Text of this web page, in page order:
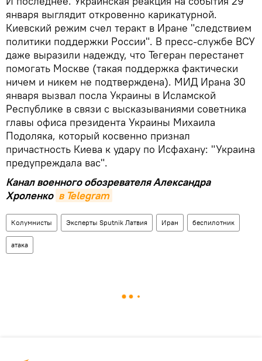
января выглядит откровенно карикатурной.
Киевский режим счел теракт в Иране "следствием
политики поддержки России". В пресс-службе ВСУ
даже выразили надежду, что Тегеран перестанет
помогать Москве (такая поддержка фактически
ничем и никем не подтверждена). МИД Ирана 30
января вызвал посла Украины в Исламской
Республике в связи с высказываниями советника
главы офиса президента Украины Михаила
Подоляка, который косвенно признал
причастность Киева к удару по Исфахану: "Украина
предупреждала вас".
Канал военного обозревателя Александра
Хроленко в Telegram
Колумнисты Эксперты Sputnik Латвия Иран беспилотник
атака